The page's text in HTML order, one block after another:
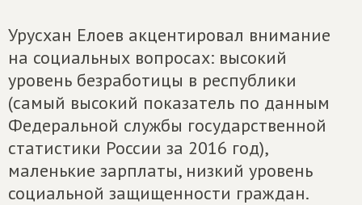
Урусхан Елоев акцентировал внимание
на социальных вопросах: высокий
уровень безработицы в республики
(самый высокий показатель по данным
Федеральной службы государственной
статистики России за 2016 год),
маленькие зарплаты, низкий уровень
социальной защищенности граждан.